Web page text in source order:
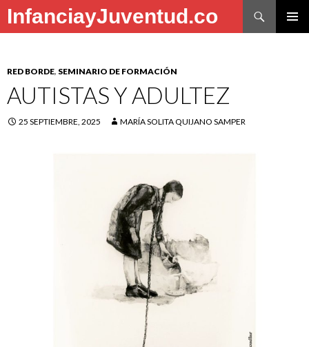
InfanciayJuventud.co
Buscar
RED BORDE, SEMINARIO DE FORMACIÓN
AUTISTAS Y ADULTEZ
25 SEPTIEMBRE, 2025 MARÍA SOLITA QUIJANO SAMPER